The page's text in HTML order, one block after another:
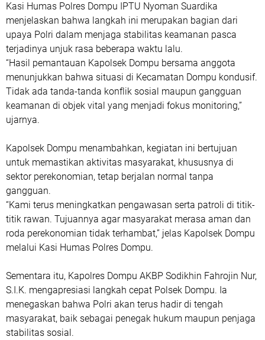
Kasi Humas Polres Dompu IPTU Nyoman Suardika
menjelaskan bahwa langkah ini merupakan bagian dari
upaya Polri dalam menjaga stabilitas keamanan pasca
terjadinya unjuk rasa beberapa waktu lalu.
“Hasil pemantauan Kapolsek Dompu bersama anggota
menunjukkan bahwa situasi di Kecamatan Dompu kondusif.
Tidak ada tanda-tanda konflik sosial maupun gangguan
keamanan di objek vital yang menjadi fokus monitoring,”
ujarnya.
Kapolsek Dompu menambahkan, kegiatan ini bertujuan
untuk memastikan aktivitas masyarakat, khususnya di
sektor perekonomian, tetap berjalan normal tanpa
gangguan.
“Kami terus meningkatkan pengawasan serta patroli di titik-
titik rawan. Tujuannya agar masyarakat merasa aman dan
roda perekonomian tidak terhambat,” jelas Kapolsek Dompu
melalui Kasi Humas Polres Dompu.
Sementara itu, Kapolres Dompu AKBP Sodikhin Fahrojin Nur,
S.I.K. mengapresiasi langkah cepat Polsek Dompu. Ia
menegaskan bahwa Polri akan terus hadir di tengah
masyarakat, baik sebagai penegak hukum maupun penjaga
stabilitas sosial.